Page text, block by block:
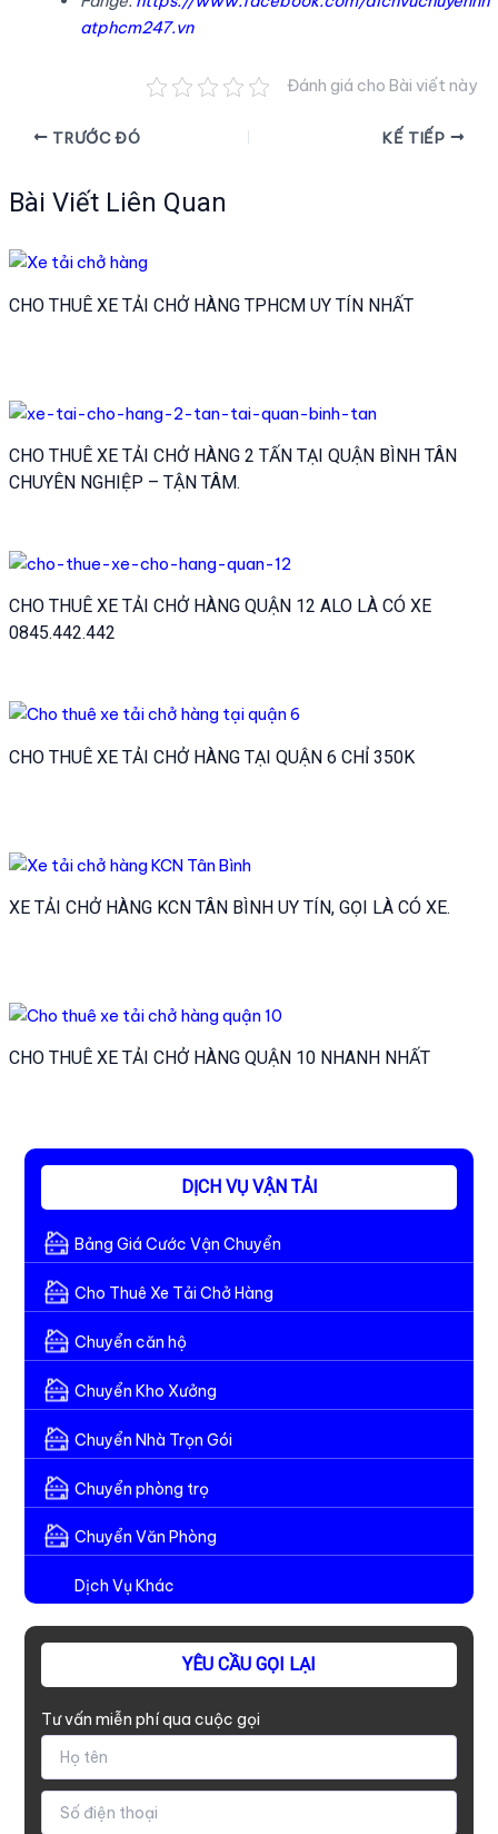
atphcm247.vn
Đánh giá cho Bài viết này
Điều
bài
viết
TRƯỚC ĐÓ KẾ TIẾP
Bài Viết Liên Quan
CHO THUÊ XE TẢI CHỞ HÀNG TPHCM UY TÍN NHẤT
CHO THUÊ XE TẢI CHỞ HÀNG 2 TẤN TẠI QUẬN BÌNH TÂN
CHUYÊN NGHIỆP – TẬN TÂM.
CHO THUÊ XE TẢI CHỞ HÀNG QUẬN 12 ALO LÀ CÓ XE
0845.442.442
CHO THUÊ XE TẢI CHỞ HÀNG TẠI QUẬN 6 CHỈ 350K
XE TẢI CHỞ HÀNG KCN TÂN BÌNH UY TÍN, GỌI LÀ CÓ XE.
CHO THUÊ XE TẢI CHỞ HÀNG QUẬN 10 NHANH NHẤT
DỊCH VỤ VẬN TẢI
Bảng Giá Cước Vận Chuyển
Cho Thuê Xe Tải Chở Hàng
Chuyển căn hộ
Chuyển Kho Xưởng
Chuyển Nhà Trọn Gói
Chuyển phòng trọ
Chuyển Văn Phòng
Dịch Vụ Khác
YÊU CẦU GỌI LẠI
Tư vấn miễn phí qua cuộc gọi